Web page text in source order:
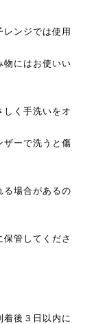
レンジでは使用
にはお使いい
しく手洗いをオ
ザーで洗うと傷
る場合があるの
管してくださ
後３日以内に